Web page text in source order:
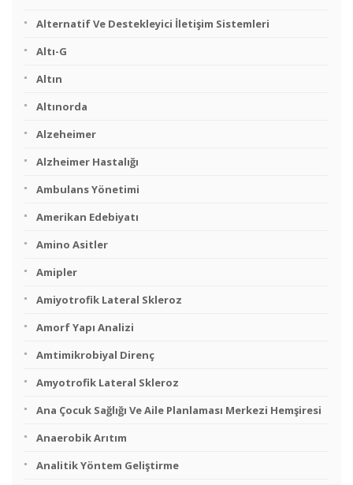
Alternatif Ve Destekleyici İletişim Sistemleri
Altı-G
Altın
Altınorda
Alzeheimer
Alzheimer Hastalığı
Ambulans Yönetimi
Amerikan Edebiyatı
Amino Asitler
Amipler
Amiyotrofik Lateral Skleroz
Amorf Yapı Analizi
Amtimikrobiyal Direnç
Amyotrofik Lateral Skleroz
Ana Çocuk Sağlığı Ve Aile Planlaması Merkezi Hemşiresi
Anaerobik Arıtım
Analitik Yöntem Geliştirme